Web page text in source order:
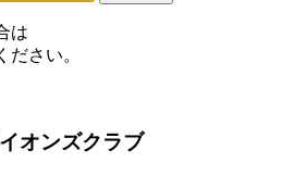
は
さい。
オンズクラブ